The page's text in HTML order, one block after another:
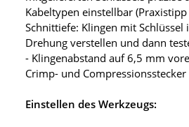
Kabeltypen einstellbar
Schnittiefe: Klingen mit
Drehung verstellen und dann
- Klingenabstand auf 6,5 mm
Crimp- und Compressionsstecker
Einstellen des Werkzeugs: